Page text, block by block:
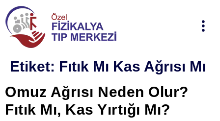
Etiket: Fıtık Mı Kas Ağrısı Mı
Omuz Ağrısı Neden Olur?
Fıtık Mı, Kas Yırtığı Mı?